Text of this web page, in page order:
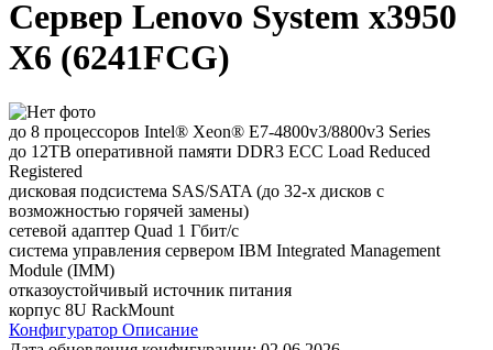
Сервер Lenovo System x3950
X6 (6241FCG)
до 8 процессоров Intel® Xeon® E7-4800v3/8800v3 Series
до 12TB оперативной памяти DDR3 ECC Load Reduced
Registered
дисковая подсистема SAS/SATA (до 32-х дисков с
возможностью горячей замены)
сетевой адаптер Quad 1 Гбит/с
система управления сервером IBM Integrated Management
Module (IMM)
отказоустойчивый источник питания
корпус 8U RackMount
Конфигуратор Описание